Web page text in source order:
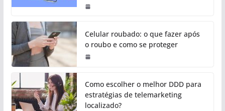
Celular roubado: o que fazer após
o roubo e como se proteger
Como escolher o melhor DDD para
estratégias de telemarketing
localizado?